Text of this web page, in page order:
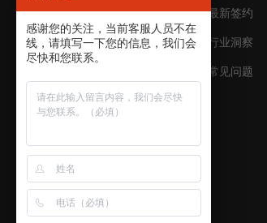
电商代运营
搜索引擎推广
平台开发
最新签约
行业洞察
常见问题
感谢您的关注，当前客服人员不在
线，请填写一下您的信息，我们会
尽快和您联系。